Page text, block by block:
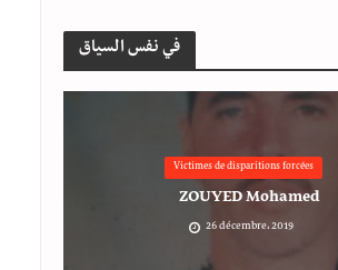
في نفس السياق
Victimes de disparitions forcées
ZOUYED Mohamed
26 décembre، 2019